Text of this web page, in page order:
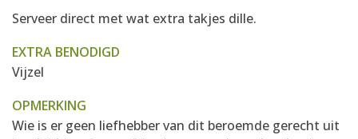
Serveer direct met wat extra takjes dille.
EXTRA BENODIGD
Vijzel
OPMERKING
Wie is er geen liefhebber van dit beroemde gerecht uit